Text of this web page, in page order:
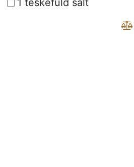
1 teskefuld salt